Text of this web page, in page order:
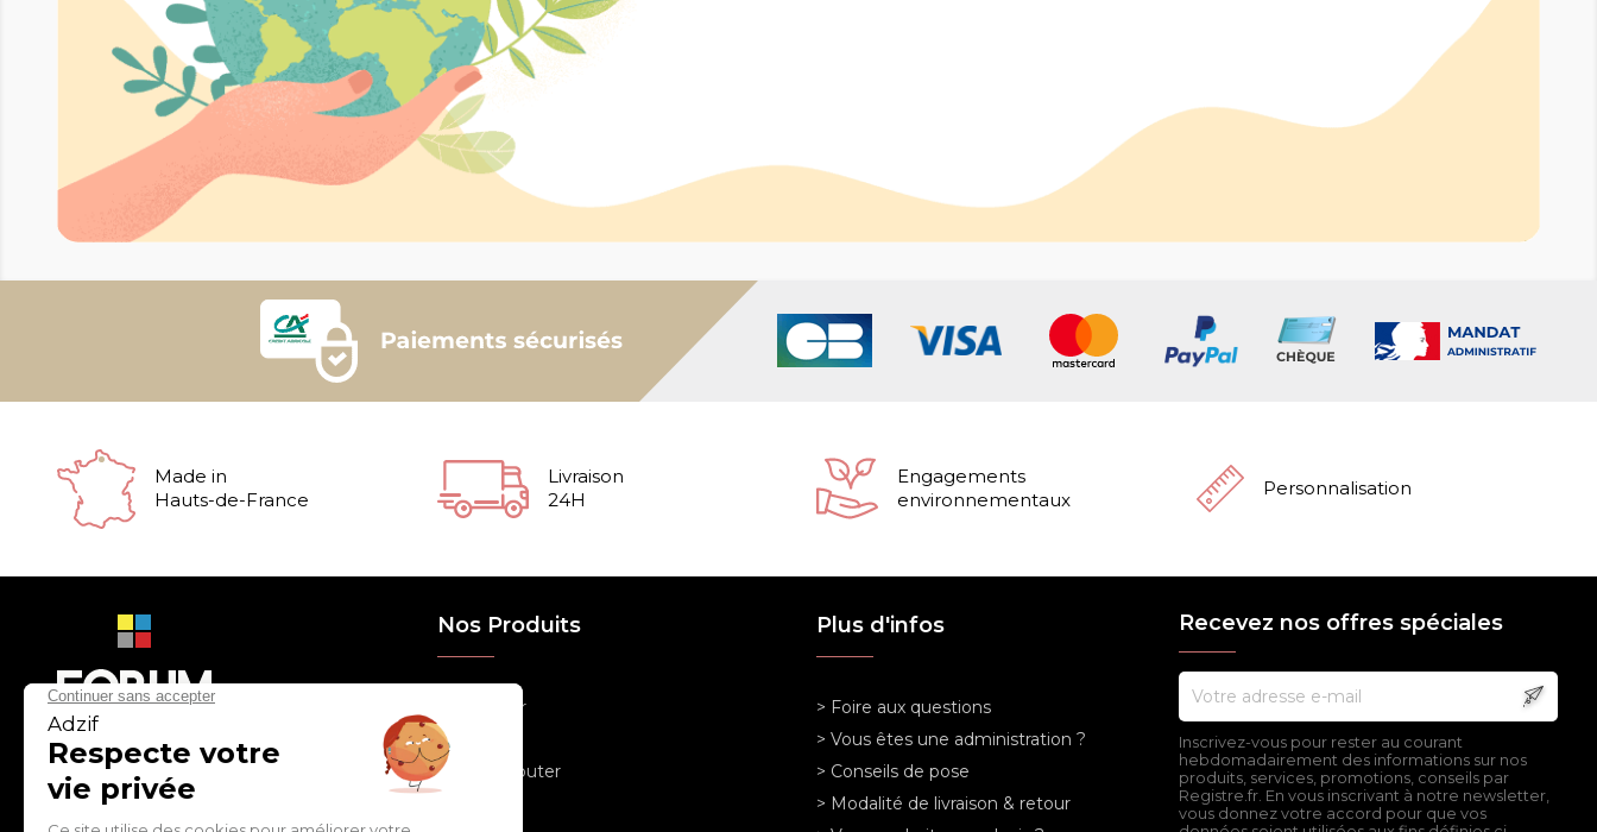
Made in
Hauts-de-France
Livraison
24H
Engagements
environnementaux
Personnalisation
contact@adzif.biz
Nos Produits
> Relooker
> Habiller
> Chouchouter
Plus d'infos
> Foire aux questions
> Vous êtes une administration ?
> Conseils de pose
> Modalité de livraison & retour
Recevez nos offres spéciales
Inscrivez-vous pour rester au courant
hebdomadairement des informations sur nos
produits, services, promotions, conseils par
Registre.fr. En vous inscrivant à notre newsletter,
vous donnez votre accord pour que vos